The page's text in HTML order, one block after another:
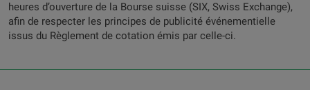
heures d’ouverture de la Bourse suisse (SIX, Swiss Exchange),
afin de respecter les principes de publicité événementielle
issus du Règlement de cotation émis par celle-ci.